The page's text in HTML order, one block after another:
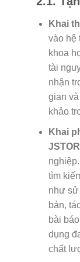
Khai
vào hệ
khoa
tài
nhận
gian
khảo
Khai
JSTOR
tìm
như sử
bản,
bài
dụng
chất